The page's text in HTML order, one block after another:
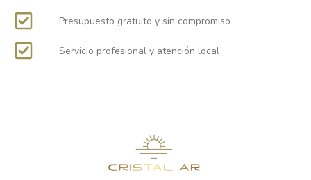
Presupuesto gratuito y sin compromiso
Servicio profesional y atención local